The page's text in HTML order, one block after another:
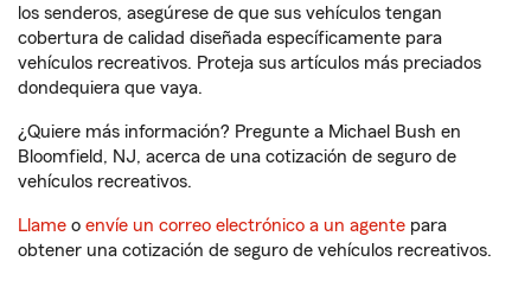
los senderos, asegúrese de que sus vehículos tengan
cobertura de calidad diseñada específicamente para
vehículos recreativos. Proteja sus artículos más preciados
dondequiera que vaya.
¿Quiere más información? Pregunte a Michael Bush en
Bloomfield, NJ, acerca de una cotización de seguro de
vehículos recreativos.
Llame o envíe un correo electrónico a un agente para
obtener una cotización de seguro de vehículos recreativos.